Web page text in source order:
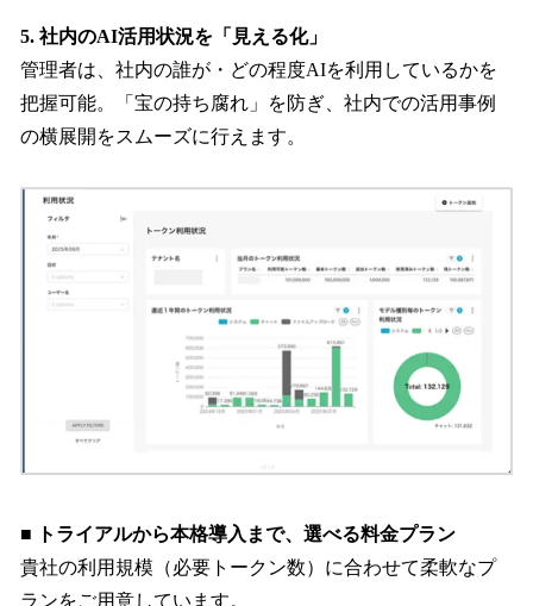
5. 社内のAI活用状況を「見える化」
管理者は、社内の誰が・どの程度AIを利用しているかを
把握可能。「宝の持ち腐れ」を防ぎ、社内での活用事例
の横展開をスムーズに行えます。
■ トライアルから本格導入まで、選べる料金プラン
貴社の利用規模（必要トークン数）に合わせて柔軟なプ
ランをご用意しています。